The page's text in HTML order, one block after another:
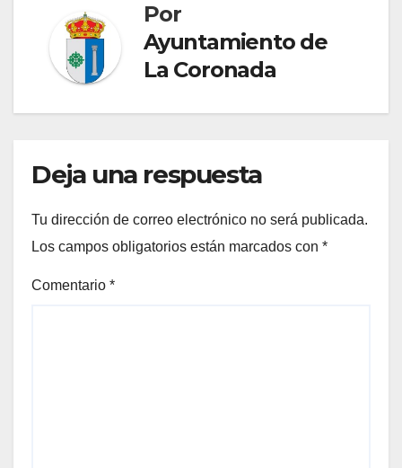
Por
Ayuntamiento de
La Coronada
Deja una respuesta
Tu dirección de correo electrónico no será publicada.
Los campos obligatorios están marcados con *
Comentario *